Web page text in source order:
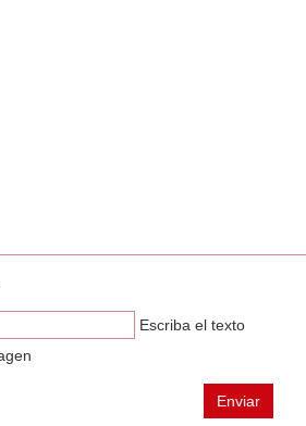
Escriba el texto
Enviar